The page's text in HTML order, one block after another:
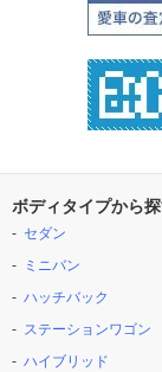
ボディタイプから
セダン
ミニバン
ハッチバック
ステーションワゴン
ハイブリッド